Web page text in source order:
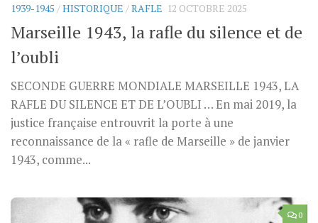
1939-1945 /HISTORIQUE /RAFLE 12 OCTOBRE 2025
Marseille 1943, la rafle du silence et de
l’oubli
SECONDE GUERRE MONDIALE MARSEILLE 1943, LA
RAFLE DU SILENCE ET DE L’OUBLI … En mai 2019, la
justice française entrouvrit la porte à une
reconnaissance de la « rafle de Marseille » de janvier
1943, comme...
0